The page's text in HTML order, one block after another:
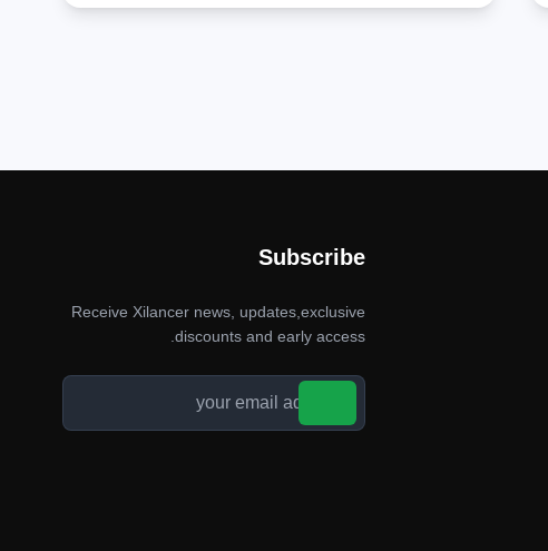
Subscribe
Receive Xilancer news, updates,exclusive
discounts and early access.